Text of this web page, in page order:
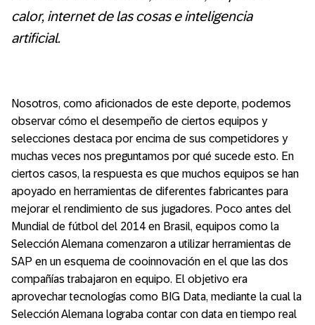
calor, internet de las cosas e inteligencia
artificial.
Nosotros, como aficionados de este deporte, podemos
observar cómo el desempeño de ciertos equipos y
selecciones destaca por encima de sus competidores y
muchas veces nos preguntamos por qué sucede esto. En
ciertos casos, la respuesta es que muchos equipos se han
apoyado en herramientas de diferentes fabricantes para
mejorar el rendimiento de sus jugadores. Poco antes del
Mundial de fútbol del 2014 en Brasil, equipos como la
Selección Alemana comenzaron a utilizar herramientas de
SAP en un esquema de cooinnovación en el que las dos
compañías trabajaron en equipo. El objetivo era
aprovechar tecnologías como BIG Data, mediante la cual la
Selección Alemana lograba contar con data en tiempo real